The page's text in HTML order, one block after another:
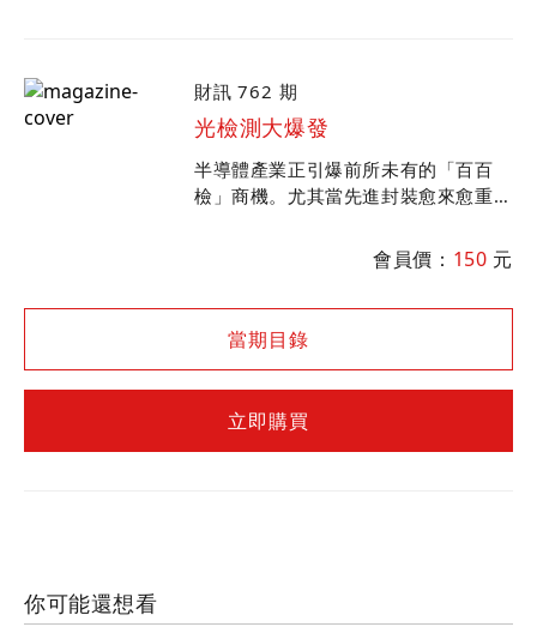
財訊 762 期
光檢測大爆發
半導體產業正引爆前所未有的「百百
檢」商機。尤其當先進封裝愈來愈重
局，在光檢測市場闖出一片天。哪些廠
商有機會抓住這一波新商機？
會員價： 150 元
當期目錄
立即購買
你可能還想看